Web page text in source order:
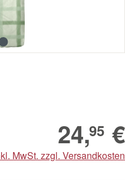
24,95 €
MwSt. zzgl. Versandkosten